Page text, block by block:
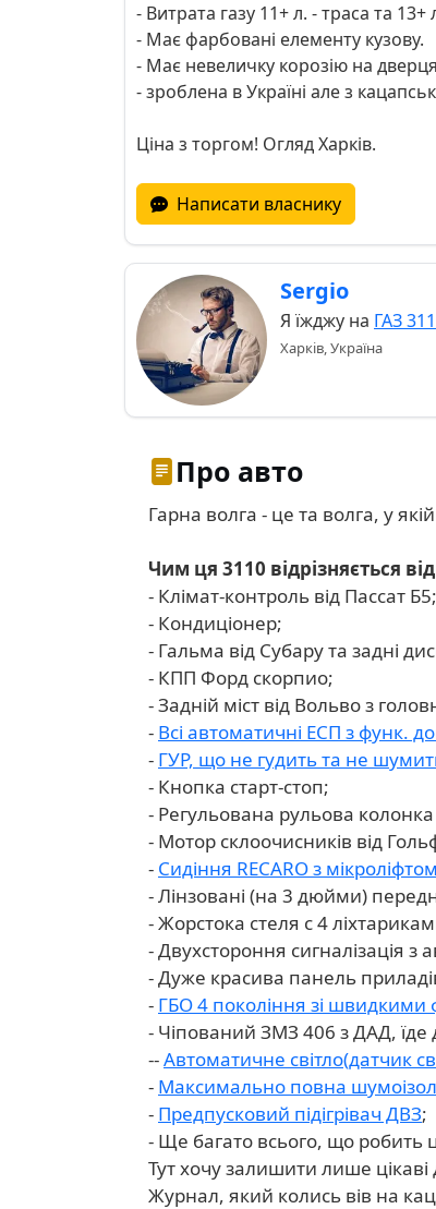
- Витрата газу 11+ л. - траса та 13+
- Має фарбовані елементу кузову.
- Має невеличку корозію на
- зроблена в Україні але з
Ціна з торгом! Огляд Харків.
Написати власнику
Sergio
Я їжджу на ГАЗ
Харків, Україна
Про авто
Гарна волга - це та волга, у
Чим ця 3110 відрізняється
- Клімат-контроль від Пассат Б5;
- Кондиціонер;
- Гальма від Субару та задні
- КПП Форд скорпио;
- Задній міст від Вольво з
- Всі автоматичні ЕСП з функ.
- ГУР, що не гудить та не
- Кнопка старт-стоп;
- Регульована рульова колонка
- Мотор склоочисників від
- Сидіння RECARO з мікроліфтом
- Лінзовані (на 3 дюйми)
- Жорстока стеля с 4
- Двухстороння сигналізація
- Дуже красива панель
- ГБО 4 покоління зі швидкими
- Чіпований ЗМЗ 406 з ДАД, їде
--Автоматичне світло(датчик
- Максимально повна
- Предпусковий підігрівач ДВЗ;
- Ще багато всього, що
Тут хочу залишити лише
Журнал, який колись вів на